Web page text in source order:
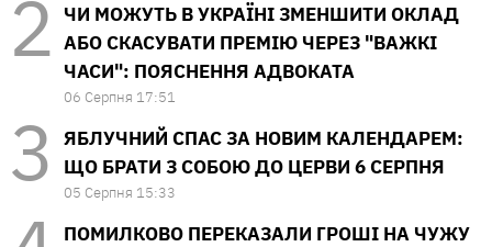
ЧИ МОЖУТЬ В УКРАЇНІ ЗМЕНШИТИ ОКЛАД
АБО СКАСУВАТИ ПРЕМІЮ ЧЕРЕЗ "ВАЖКІ
ЧАСИ": ПОЯСНЕННЯ АДВОКАТА
06 Серпня 17:51
ЯБЛУЧНИЙ СПАС ЗА НОВИМ КАЛЕНДАРЕМ:
ЩО БРАТИ З СОБОЮ ДО ЦЕРВИ 6 СЕРПНЯ
05 Серпня 15:33
ПОМИЛКОВО ПЕРЕКАЗАЛИ ГРОШІ НА ЧУЖУ